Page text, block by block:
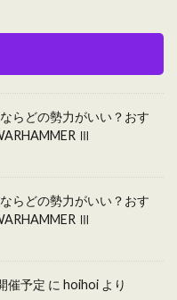
らどの勢力がいい？おす
Ⅲ
らどの勢力がいい？おす
Ⅲ
催予定 に hoihoi より